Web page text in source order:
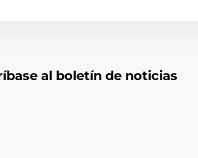
al boletín de noticias